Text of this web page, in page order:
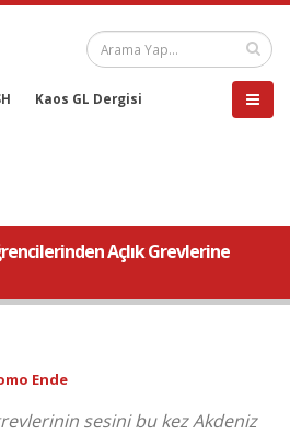
Kaos GL Dergisi
Açlık Grevlerine
Ende
sesini bu kez Akdeniz